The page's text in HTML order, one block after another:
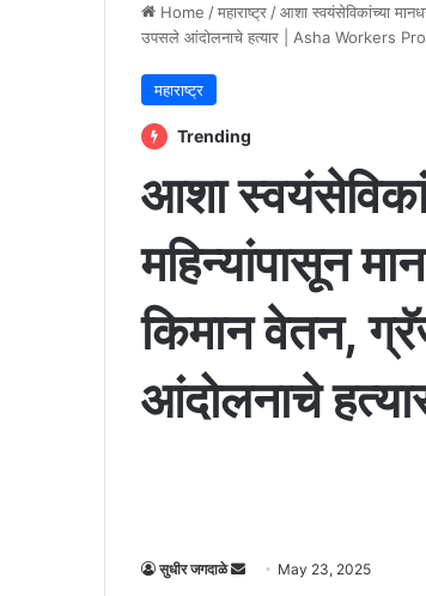
Home /महाराष्ट्र /आशा स्वयंसेविकांच्या
उपसले आंदोलनाचे हत्यार | Asha Workers
महाराष्ट्र
Trending
आशा
महिन्यांपासून
किमान वेतन,
आंदोलनाचे
सुधीर जगदाळे
Send May 23, 2025